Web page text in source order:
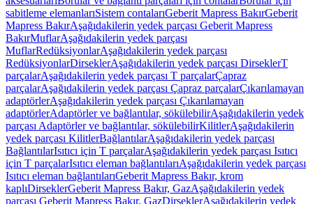
sabitleme elemanlarıSistem contalarıGeberit Mapress BakırGeberit
Mapress BakırAşağıdakilerin yedek parçası Geberit Mapress
BakırMuflarAşağıdakilerin yedek parçası
MuflarRedüksiyonlarAşağıdakilerin yedek parçası
RedüksiyonlarDirseklerAşağıdakilerin yedek parçası DirseklerT
parçalarAşağıdakilerin yedek parçası T parçalarÇapraz
parçalarAşağıdakilerin yedek parçası Çapraz parçalarÇıkarılamayan
adaptörlerAşağıdakilerin yedek parçası Çıkarılamayan
adaptörlerAdaptörler ve bağlantılar, sökülebilirAşağıdakilerin yedek
parçası Adaptörler ve bağlantılar, sökülebilirKilitlerAşağıdakilerin
yedek parçası KilitlerBağlantılarAşağıdakilerin yedek parçası
BağlantılarIsıtıcı için T parçalarAşağıdakilerin yedek parçası Isıtıcı
için T parçalarIsıtıcı eleman bağlantılarıAşağıdakilerin yedek parçası
Isıtıcı eleman bağlantılarıGeberit Mapress Bakır, krom
kaplıDirseklerGeberit Mapress Bakır, GazAşağıdakilerin yedek
parçası Geberit Mapress Bakır, GazDirseklerAşağıdakilerin yedek